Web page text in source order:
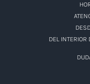
DEL